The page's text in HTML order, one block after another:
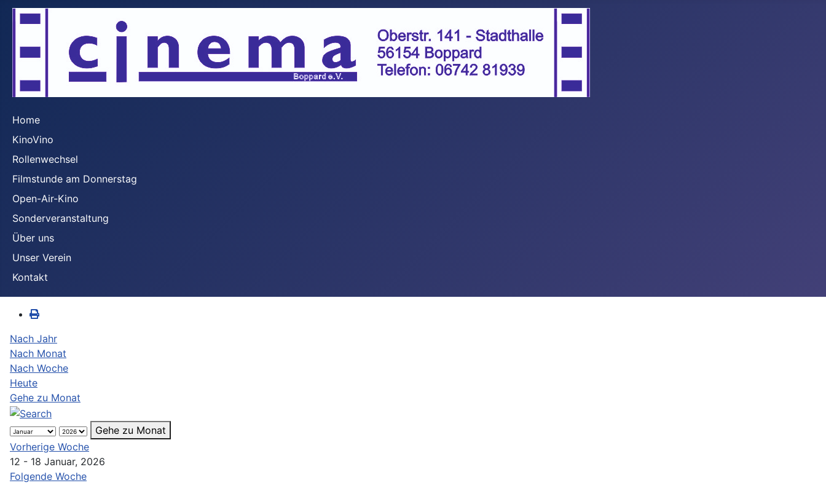
Home
KinoVino
Rollenwechsel
Filmstunde am Donnerstag
Open-Air-Kino
Sonderveranstaltung
Über uns
Unser Verein
Kontakt
Nach Jahr
Nach Monat
Nach Woche
Heute
Gehe zu Monat
Gehe zu Monat
Vorherige Woche
12 - 18 Januar, 2026
Folgende Woche